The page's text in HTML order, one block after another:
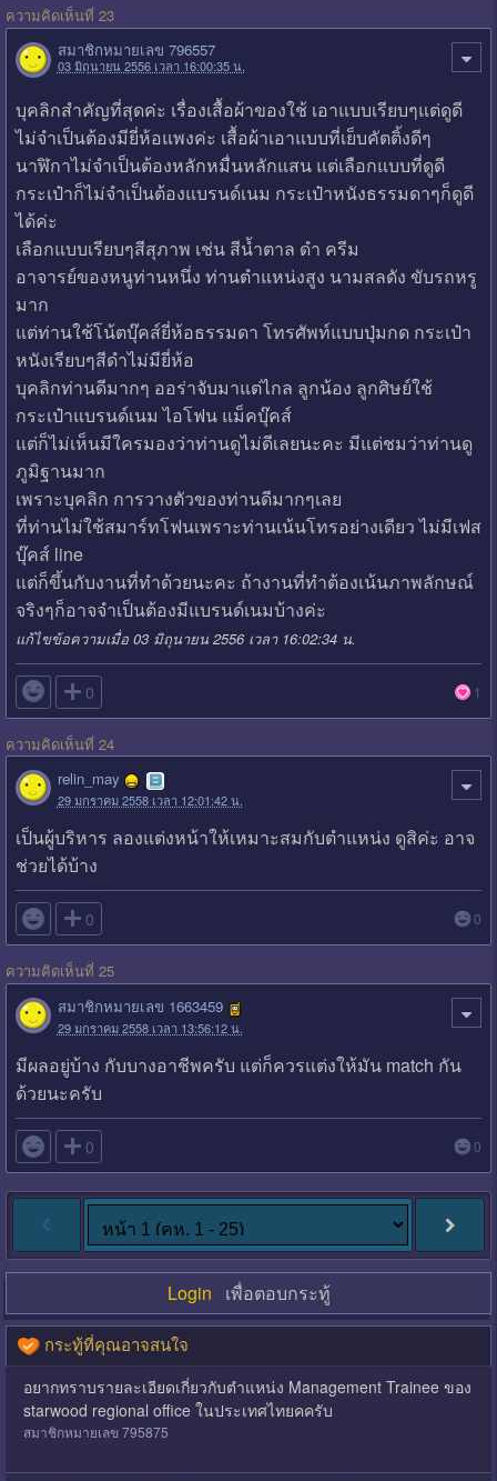
ความคิดเห็นที่ 23
สมาชิกหมายเลข 796557
03 มิถุนายน 2556 เวลา 16:00:35 น.
บุคลิกสำคัญที่สุดค่ะ เรื่องเสื้อผ้าของใช้ เอาแบบเรียบๆแต่ดูดี
ไม่จำเป็นต้องมียี่ห้อแพงค่ะ เสื้อผ้าเอาแบบที่เย็บคัตติ้งดีๆ
นาฬิกาไม่จำเป็นต้องหลักหมื่นหลักแสน แต่เลือกแบบที่ดูดี
กระเป๋าก็ไม่จำเป็นต้องแบรนด์เนม กระเป๋าหนังธรรมดาๆก็ดูดี
ได้ค่ะ
เลือกแบบเรียบๆสีสุภาพ เช่น สีน้ำตาล ดำ ครีม
อาจารย์ของหนูท่านหนึ่ง ท่านตำแหน่งสูง นามสลดัง ขับรถหรู
มาก
แต่ท่านใช้โน้ตบุ๊คส์ยี่ห้อธรรมดา โทรศัพท์แบบปุ่มกด กระเป๋า
หนังเรียบๆสีดำไม่มียี่ห้อ
บุคลิกท่านดีมากๆ ออร่าจับมาแต่ไกล ลูกน้อง ลูกศิษย์ใช้
กระเป๋าแบรนด์เนม ไอโฟน แม็คบุ๊คส์
แต่ก็ไม่เห็นมีใครมองว่าท่านดูไม่ดีเลยนะคะ มีแต่ชมว่าท่านดู
ภูมิฐานมาก
เพราะบุคลิก การวางตัวของท่านดีมากๆเลย
ที่ท่านไม่ใช้สมาร์ทโฟนเพราะท่านเน้นโทรอย่างเดียว ไม่มีเฟส
บุ๊คส์ line
แต่ก็ขึ้นกับงานที่ทำด้วยนะคะ ถ้างานที่ทำต้องเน้นภาพลักษณ์
จริงๆก็อาจจำเป็นต้องมีแบรนด์เนมบ้างค่ะ
แก้ไขข้อความเมื่อ 03 มิถุนายน 2556 เวลา 16:02:34 น.
 0 1
ความคิดเห็นที่ 24
relin_may
29 มกราคม 2558 เวลา 12:01:42 น.
เป็นผู้บริหาร ลองแต่งหน้าให้เหมาะสมกับตำแหน่ง ดูสิค่ะ อาจ
ช่วยได้บ้าง
 0 0
ความคิดเห็นที่ 25
สมาชิกหมายเลข 1663459
29 มกราคม 2558 เวลา 13:56:12 น.
มีผลอยู่บ้าง กับบางอาชีพครับ แต่ก็ควรแต่งให้มัน match กัน
ด้วยนะครับ
 0 0
Login เพื่อตอบกระทู้
กระทู้ที่คุณอาจสนใจ
อยากทราบรายละเอียดเกี่ยวกับตำแหน่ง Management Trainee ของ
starwood regional office ในประเทศไทยคครับ
สมาชิกหมายเลข 795875